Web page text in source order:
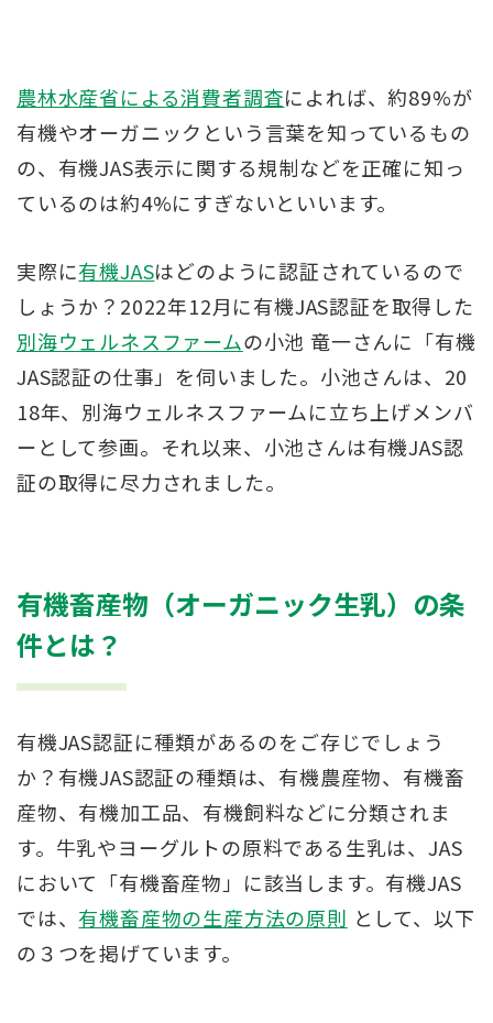
農林水産省による消費者調査によれば、約89%が
有機やオーガニックという言葉を知っているもの
の、有機JAS表示に関する規制などを正確に知っ
ているのは約4%にすぎないといいます。
実際に有機JASはどのように認証されているので
しょうか？2022年12月に有機JAS認証を取得した
別海ウェルネスファームの小池 竜一さんに「有機
JAS認証の仕事」を伺いました。小池さんは、20
18年、別海ウェルネスファームに立ち上げメンバ
ーとして参画。それ以来、小池さんは有機JAS認
証の取得に尽力されました。
有機畜産物（オーガニック生乳）の条
件とは？
有機JAS認証に種類があるのをご存じでしょう
か？有機JAS認証の種類は、有機農産物、有機畜
産物、有機加工品、有機飼料などに分類されま
す。牛乳やヨーグルトの原料である生乳は、JAS
において「有機畜産物」に該当します。有機JAS
では、 有機畜産物の生産方法の原則 として、以下
の３つを掲げています。